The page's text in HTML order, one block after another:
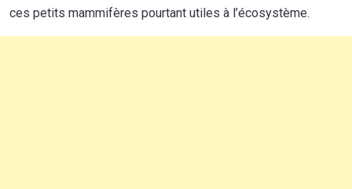
ces petits mammifères pourtant utiles à l’écosystème.